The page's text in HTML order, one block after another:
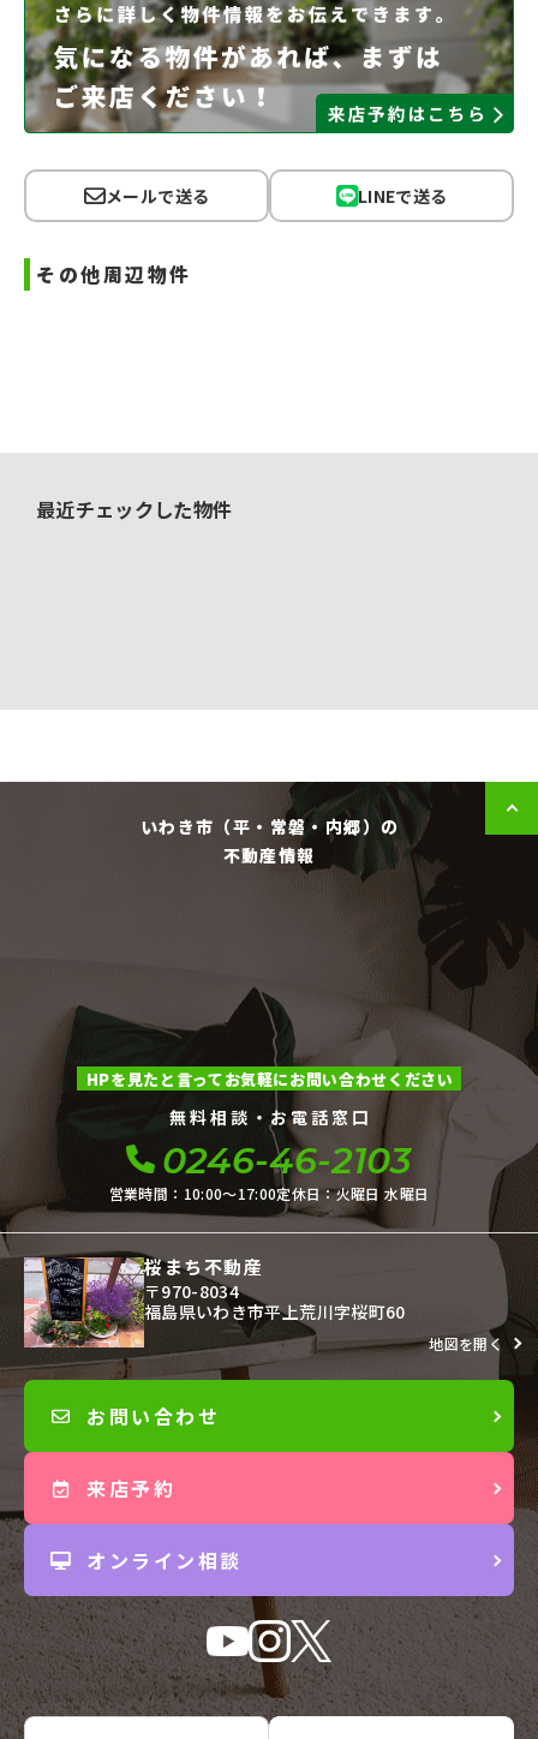
メールで送る LINEで送る
その他周辺物件
最近チェックした物件
いわき市（平・常磐・内郷）の
不動産情報
HPを見たと言ってお気軽にお問い合わせください
無料相談・お電話窓口
0246-46-2103
営業時間：10:00〜17:00定休日：火曜日 水曜日
桜まち不動産
〒970-8034
福島県いわき市平上荒川字桜町60
地図を開く
お問い合わせ
来店予約
オンライン相談